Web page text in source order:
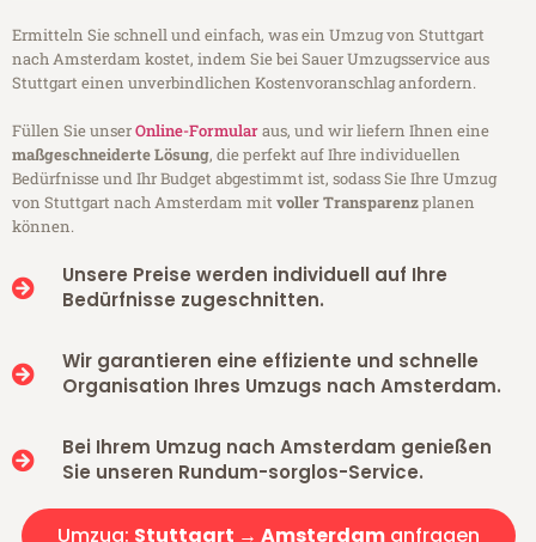
Ermitteln Sie schnell und einfach, was ein Umzug von Stuttgart
nach Amsterdam kostet, indem Sie bei Sauer Umzugsservice aus
Stuttgart einen unverbindlichen Kostenvoranschlag anfordern.
Füllen Sie unserOnline-Formularaus, und wir liefern Ihnen eine
maßgeschneiderte Lösung, die perfekt auf Ihre individuellen
Bedürfnisse und Ihr Budget abgestimmt ist, sodass Sie Ihre Umzug
von Stuttgart nach Amsterdam mitvoller Transparenzplanen
können.
Unsere Preise werden individuell auf Ihre
Bedürfnisse zugeschnitten.
Wir garantieren eine effiziente und schnelle
Organisation Ihres Umzugs nach Amsterdam.
Bei Ihrem Umzug nach Amsterdam genießen
Sie unseren Rundum-sorglos-Service.
Umzug: Stuttgart → Amsterdamanfragen